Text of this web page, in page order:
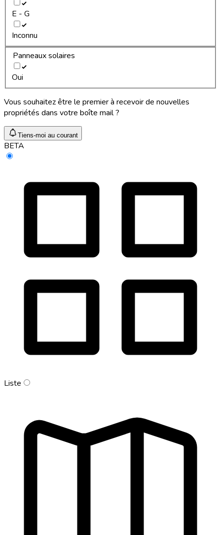
E - G
Inconnu
Panneaux solaires
Oui
Vous souhaitez être le premier à recevoir de nouvelles
propriétés dans votre boîte mail ?
Tiens-moi au courant
BETA
Liste